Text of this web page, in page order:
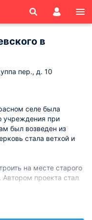
в
пер., д. 10
селе была
учреждения при
был возведен из
стала ветхой и
на месте старого
проекта стал
всего четыре
был освещен.